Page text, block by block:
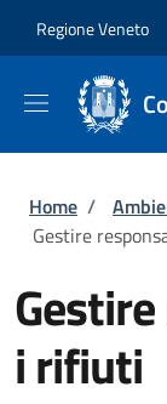
Regione Veneto
Briciole
Home /
Gestire
i rifiuti